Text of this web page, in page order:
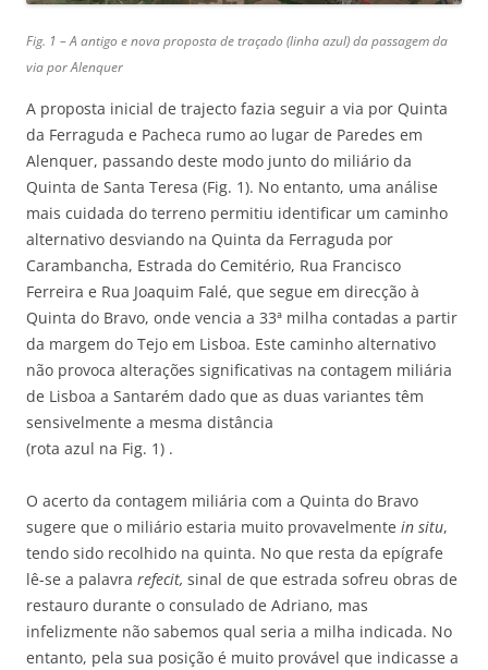
Fig. 1 – A antigo e nova proposta de traçado (linha azul) da passagem da
via por Alenquer
A proposta inicial de trajecto fazia seguir a via por Quinta
da Ferraguda e Pacheca rumo ao lugar de Paredes em
Alenquer, passando deste modo junto do miliário da
Quinta de Santa Teresa (Fig. 1). No entanto, uma análise
mais cuidada do terreno permitiu identificar um caminho
alternativo desviando na Quinta da Ferraguda por
Carambancha, Estrada do Cemitério, Rua Francisco
Ferreira e Rua Joaquim Falé, que segue em direcção à
Quinta do Bravo, onde vencia a 33ª milha contadas a partir
da margem do Tejo em Lisboa. Este caminho alternativo
não provoca alterações significativas na contagem miliária
de Lisboa a Santarém dado que as duas variantes têm
sensivelmente a mesma distância
(rota azul na Fig. 1) .
O acerto da contagem miliária com a Quinta do Bravo
sugere que o miliário estaria muito provavelmente in situ,
tendo sido recolhido na quinta. No que resta da epígrafe
lê-se a palavra refecit, sinal de que estrada sofreu obras de
restauro durante o consulado de Adriano, mas
infelizmente não sabemos qual seria a milha indicada. No
entanto, pela sua posição é muito provável que indicasse a